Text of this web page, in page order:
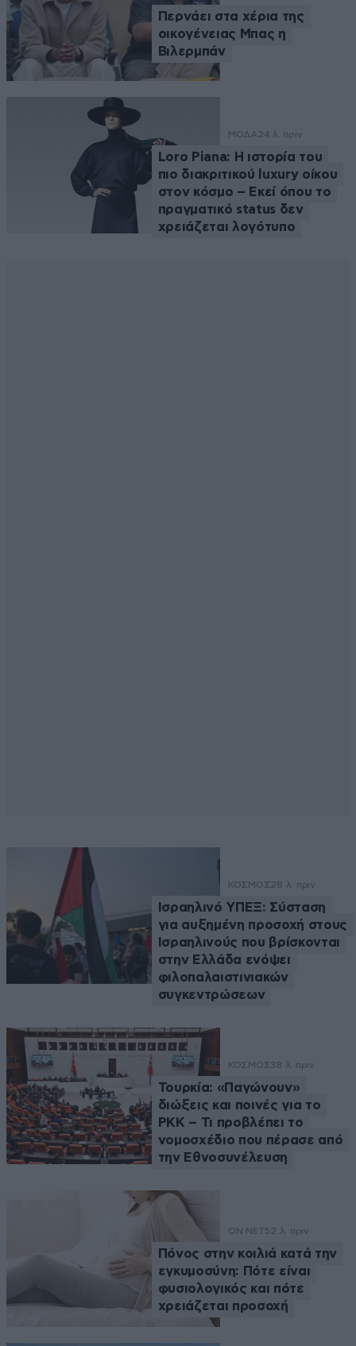
Περνάει στα χέρια της
οικογένειας Μπας η
Βιλερμπάν
ΜΟΔΑ 24 λ. πριν
Loro Piana: Η ιστορία του
πιο διακριτικού luxury οίκου
στον κόσμο – Εκεί όπου το
πραγματικό status δεν
χρειάζεται λογότυπο
ΚΟΣΜΟΣ28 λ. πριν
Ισραηλινό ΥΠΕΞ: Σύσταση
για αυξημένη προσοχή στους
Ισραηλινούς που βρίσκονται
στην Ελλάδα ενόψει
φιλοπαλαιστινιακών
συγκεντρώσεων
ΚΟΣΜΟΣ38 λ. πριν
Τουρκία: «Παγώνουν»
διώξεις και ποινές για το
PKK – Τι προβλέπει το
νομοσχέδιο που πέρασε από
την Εθνοσυνέλευση
ON NET52 λ. πριν
Πόνος στην κοιλιά κατά την
εγκυμοσύνη: Πότε είναι
φυσιολογικός και πότε
χρειάζεται προσοχή